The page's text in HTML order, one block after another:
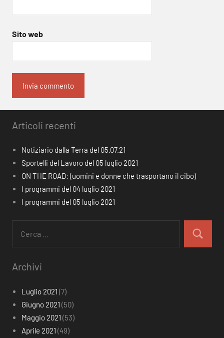
Sito web
Articoli recenti
Notiziario dalla Terra del 05.07.21
Sportelli del Lavoro del 05 luglio 2021
ON THE ROAD: (uomini e donne che trasportano il cibo)
I programmi del 04 luglio 2021
I programmi del 05 luglio 2021
per:
Cerca
Archivi
Luglio 2021 (7)
Giugno 2021 (50)
Maggio 2021 (53)
Aprile 2021 (49)